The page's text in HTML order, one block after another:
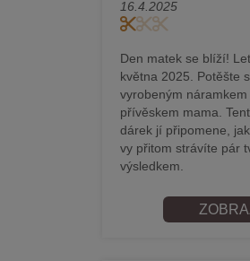
16.4.2025
Den matek se blíží!
května 2025. Potěšte
vyrobeným
přívěskem mama.
dárek jí připomene,
vy přitom strávíte pár
výsledkem.